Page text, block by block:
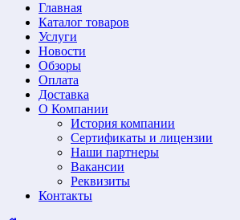
Главная
Каталог товаров
Услуги
Новости
Обзоры
Оплата
Доставка
О Компании
История компании
Сертификаты и лицензии
Наши партнеры
Вакансии
Реквизиты
Контакты